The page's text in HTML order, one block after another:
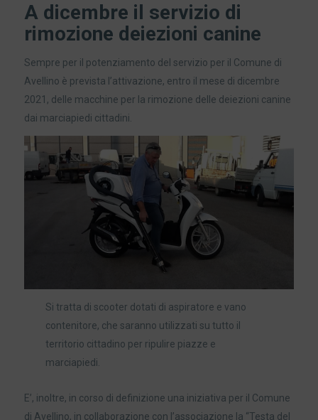
A dicembre il servizio di
rimozione deiezioni canine
Sempre per il potenziamento del servizio per il Comune di
Avellino è prevista l’attivazione, entro il mese di dicembre
2021, delle macchine per la rimozione delle deiezioni canine
dai marciapiedi cittadini.
Si tratta di scooter dotati di aspiratore e vano
contenitore, che saranno utilizzati su tutto il
territorio cittadino per ripulire piazze e
marciapiedi.
E’, inoltre, in corso di definizione una iniziativa per il Comune
di Avellino, in collaborazione con l’associazione la “Testa del